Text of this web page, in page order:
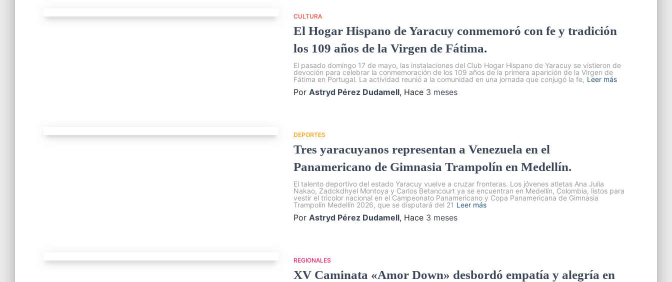
CULTURA
El Hogar Hispano de Yaracuy conmemoró con fe y tradición
los 109 años de la Virgen de Fátima.
El pasado domingo 17 de mayo, las instalaciones del Club Hogar Hispano de Yaracuy se vistieron de
devoción para celebrar la conmemoración de los 109 años de la primera aparición de la Virgen de
Fátima en Portugal. La actividad reunió a la comunidad en una jornada que conjugó la fe, Leer más
Por Astryd Pérez Dudamell, Hace 3 meses
DEPORTES
Tres yaracuyanos representan a Venezuela en el
Panamericano de Gimnasia Trampolín en Medellín.
El talento deportivo del estado Yaracuy vuelve a cruzar fronteras. Los jóvenes atletas Ana Julia
Nakao, Zadckdhyel Montoya y Carlos Betancourt ya se encuentran en Medellín, Colombia, listos para
vestir el tricolor nacional en el Campeonato Panamericano y Copa Panamericana de Gimnasia
Trampolín Medellín 2026, que se disputará del 21 Leer más
Por Astryd Pérez Dudamell, Hace 3 meses
REGIONALES
XV Caminata «Amor Down» desbordó empatía y alegría en